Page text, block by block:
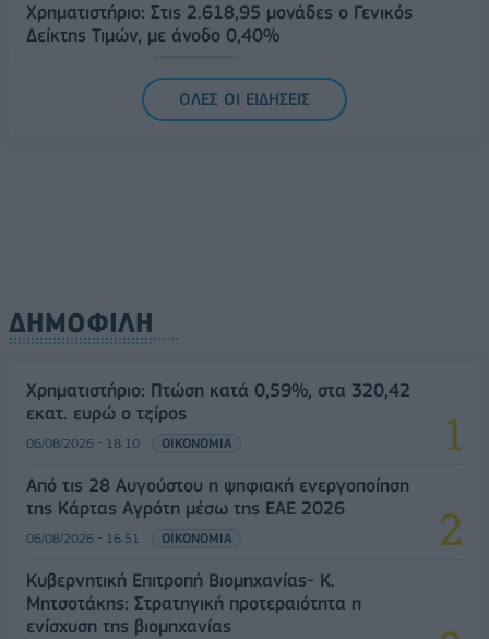
Χρηματιστήριο: Στις 2.618,95 μονάδες ο Γενικός
Δείκτης Τιμών, με άνοδο 0,40%
ΟΛΕΣ ΟΙ ΕΙΔΗΣΕΙΣ
ΔΗΜΟΦΙΛΗ
Χρηματιστήριο: Πτώση κατά 0,59%, στα 320,42
εκατ. ευρώ ο τζίρος
06/08/2026 - 18:10 ΟΙΚΟΝΟΜΙΑ
Από τις 28 Αυγούστου η ψηφιακή ενεργοποίηση
της Κάρτας Αγρότη μέσω της ΕΑΕ 2026
06/08/2026 - 16:51 ΟΙΚΟΝΟΜΙΑ
Κυβερνητική Επιτροπή Βιομηχανίας- Κ.
Μητσοτάκης: Στρατηγική προτεραιότητα η
ενίσχυση της βιομηχανίας